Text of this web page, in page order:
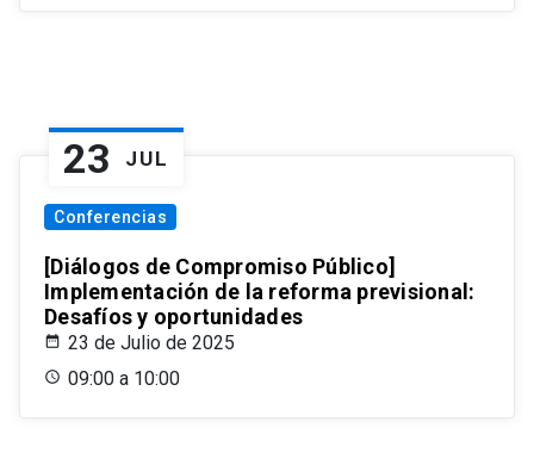
23 JUL
Conferencias
[Diálogos de Compromiso Público]
Implementación de la reforma previsional:
Desafíos y oportunidades
23 de Julio de 2025
09:00 a 10:00